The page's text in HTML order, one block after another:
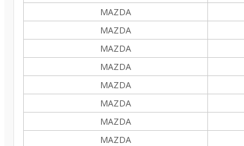
MAZDA
MAZDA
MAZDA
MAZDA
MAZDA
MAZDA
MAZDA
MAZDA